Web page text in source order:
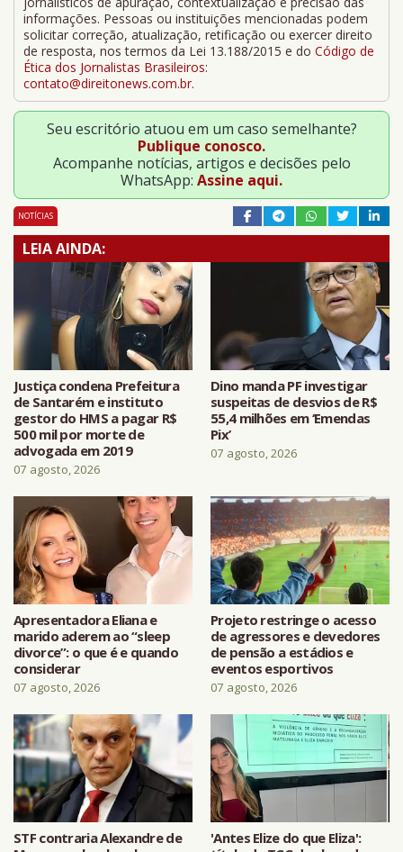
informações. Pessoas ou instituições mencionadas podem
solicitar correção, atualização, retificação ou exercer direito
de resposta, nos termos da Lei 13.188/2015 e do Código de
Ética dos Jornalistas Brasileiros:
contato@direitonews.com.br.
Seu escritório atuou em um caso semelhante?
Publique conosco.
Acompanhe notícias, artigos e decisões pelo
WhatsApp: Assine aqui.
NOTÍCIAS
LEIA AINDA:
Justiça condena Prefeitura
de Santarém e instituto
gestor do HMS a pagar R$
500 mil por morte de
advogada em 2019
07 agosto, 2026
Dino manda PF investigar
suspeitas de desvios de R$
55,4 milhões em ‘Emendas
Pix’
07 agosto, 2026
Apresentadora Eliana e
marido aderem ao “sleep
divorce”: o que é e quando
considerar
07 agosto, 2026
Projeto restringe o acesso
de agressores e devedores
de pensão a estádios e
eventos esportivos
07 agosto, 2026
STF contraria Alexandre de
'Antes Elize do que Eliza':